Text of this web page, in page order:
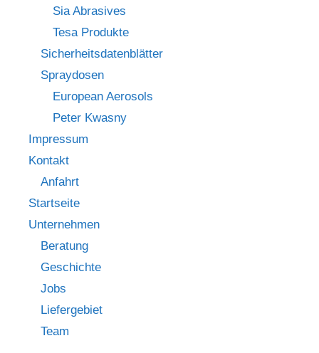
Sia Abrasives
Tesa Produkte
Sicherheitsdatenblätter
Spraydosen
European Aerosols
Peter Kwasny
Impressum
Kontakt
Anfahrt
Startseite
Unternehmen
Beratung
Geschichte
Jobs
Liefergebiet
Team